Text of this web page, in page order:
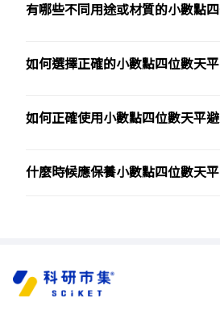
有哪些不同用途或材質的小數點
如何選擇正確的小數點四位數天平
如何正確使用小數點四位數天平
什麼時候應保養小數點四位數天平